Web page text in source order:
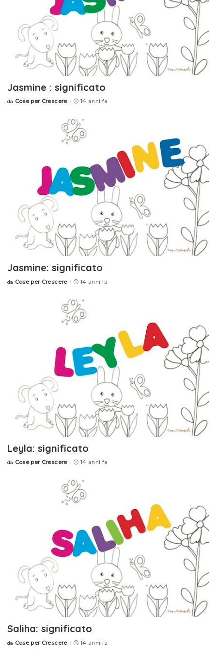
Jasmine : significato
Posted
da Cose per Crescere 14 anni fa
Jasmine: significato
Posted
da Cose per Crescere 14 anni fa
Leyla: significato
Posted
da Cose per Crescere 14 anni fa
Saliha: significato
Posted
da Cose per Crescere 14 anni fa